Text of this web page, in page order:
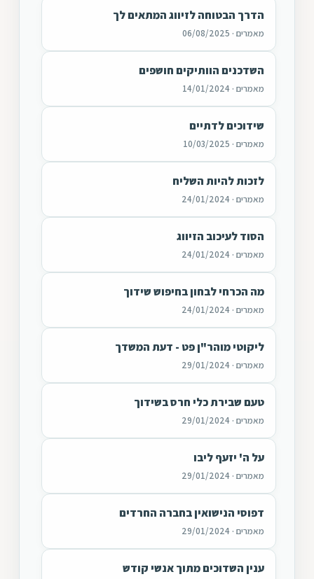
הדרך הבטוחה לזיווג המתאים לך
מאמרים · 06/08/2025
השדכנים הוותיקים חושפים
מאמרים · 14/01/2024
שידוכים לדתיים
מאמרים · 10/03/2025
לזכות להיות השליח
מאמרים · 24/01/2024
הסוד לעיכוב הזיווג
מאמרים · 24/01/2024
מה הכרחי לבחון בחיפוש שידוך
מאמרים · 24/01/2024
ליקוטי מוהר"ן פט - דעת המשדך
מאמרים · 29/01/2024
טעם שבירת כלי חרס בשידוך
מאמרים · 29/01/2024
על ה' יזעף ליבו
מאמרים · 29/01/2024
דפוסי הנישואין בחברה החרדים
מאמרים · 29/01/2024
ענין השדוכים מתוך אנשי קודש